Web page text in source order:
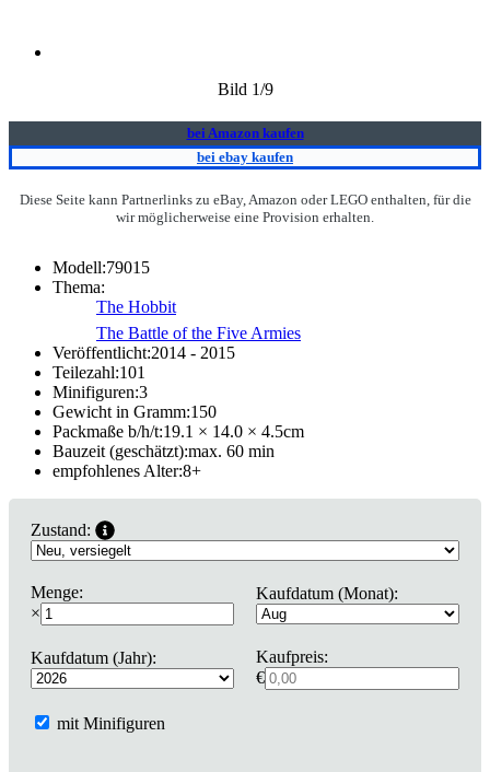
Bild 1/9
bei Amazon kaufen
bei ebay kaufen
Diese Seite kann Partnerlinks zu eBay, Amazon oder LEGO enthalten, für die
wir möglicherweise eine Provision erhalten.
Modell:79015
Thema:
The Hobbit
The Battle of the Five Armies
Veröffentlicht:2014 - 2015
Teilezahl:101
Minifiguren:3
Gewicht in Gramm:150
Packmaße b/h/t:19.1 × 14.0 × 4.5cm
Bauzeit (geschätzt):max. 60 min
empfohlenes Alter:8+
Zustand:
Menge:
×
Kaufdatum (Monat):
Kaufdatum (Jahr):
Kaufpreis:
€
mit Minifiguren